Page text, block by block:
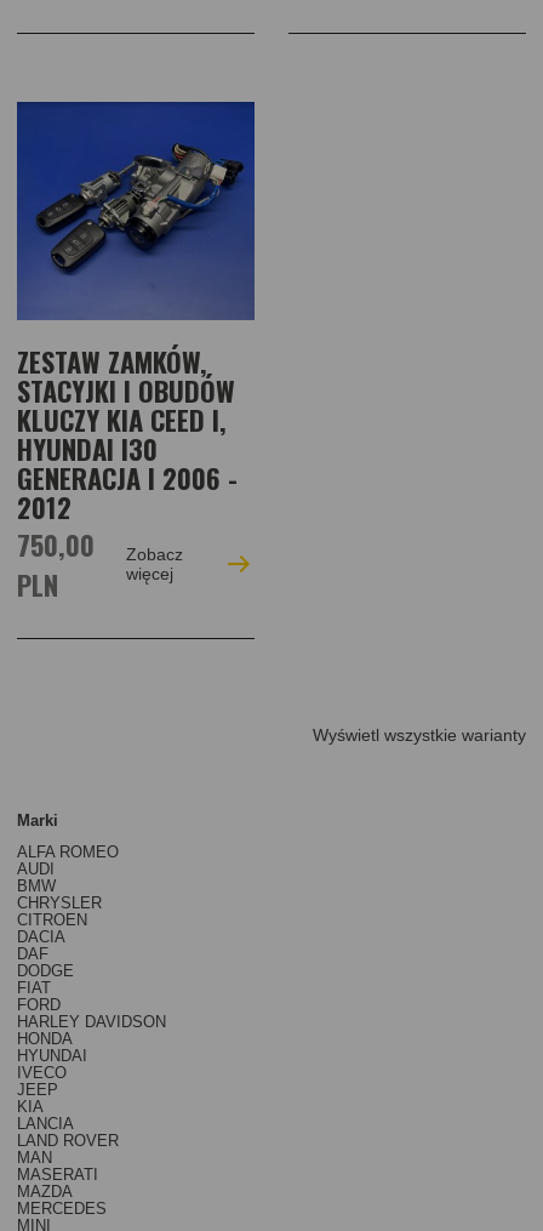
Marki
ALFA ROMEO
AUDI
BMW
CHRYSLER
CITROEN
DACIA
DAF
DODGE
FIAT
FORD
HARLEY DAVIDSON
HONDA
HYUNDAI
IVECO
JEEP
KIA
LANCIA
LAND ROVER
MAN
MASERATI
MAZDA
MERCEDES
MINI
ZESTAW ZAMKÓW,
STACYJKI I OBUDÓW
KLUCZY KIA CEED I,
HYUNDAI I30
GENERACJA I 2006 -
2012
750,00
PLN
Zobacz
więcej
Wyświetl wszystkie warianty